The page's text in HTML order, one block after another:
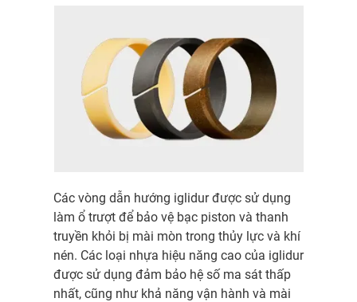
Các vòng dẫn hướng iglidur được sử dụng
làm ổ trượt để bảo vệ bạc piston và thanh
truyền khỏi bị mài mòn trong thủy lực và khí
nén. Các loại nhựa hiệu năng cao của iglidur
được sử dụng đảm bảo hệ số ma sát thấp
nhất, cũng như khả năng vận hành và mài